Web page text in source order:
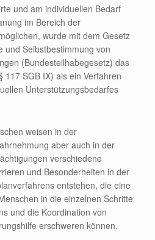
und am individuellen Bedarf
im Bereich der
wurde mit dem Gesetz
und Selbstbestimmung von
(Bundesteilhabegesetz) das
117 SGB IX) als ein Verfahren
Unterstützungsbedarfes
weisen in der
aber auch in der
verschiedene
und Besonderheiten in der
entstehen, die eine
in die einzelnen Schritte
und die Koordination von
erschweren können.